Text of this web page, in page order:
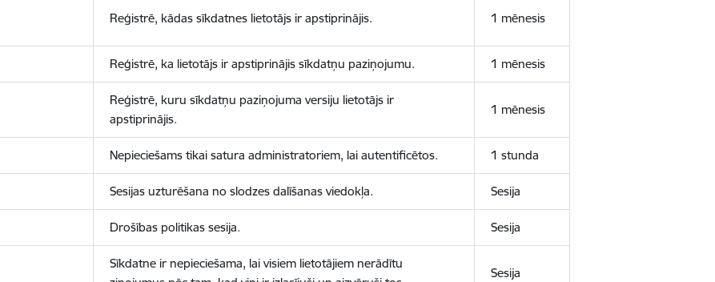
Reģistrē, kādas sīkdatnes lietotājs ir apstiprinājis. 1 mēnesis
Reģistrē, ka lietotājs ir apstiprinājis sīkdatņu paziņojumu. 1 mēnesis
Reģistrē, kuru sīkdatņu paziņojuma versiju lietotājs ir
apstiprinājis.
1 mēnesis
Nepieciešams tikai satura administratoriem, lai autentificētos. 1 stunda
Sesijas uzturēšana no slodzes dalīšanas viedokļa. Sesija
Drošības politikas sesija. Sesija
Sīkdatne ir nepieciešama, lai visiem lietotājiem nerādītu
Sesija